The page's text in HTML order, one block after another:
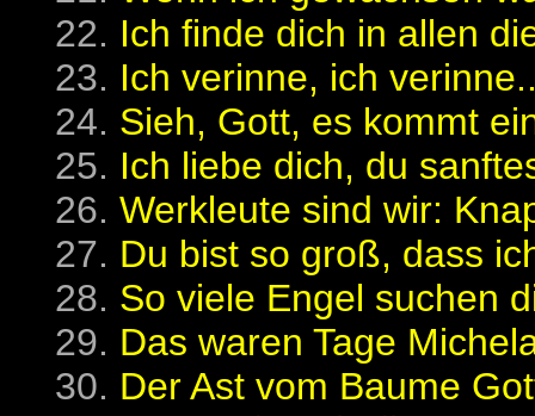
Ich finde dich in allen
Ich verinne, ich
Sieh, Gott, es kommt
Ich liebe dich, du
Werkleute sind wir:
Du bist so groß, dass
So viele Engel suchen
Das waren Tage
Der Ast vom Baume